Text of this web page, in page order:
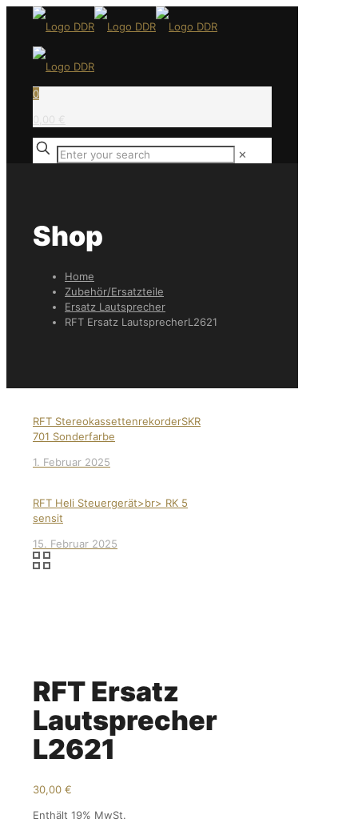
0
0,00 €
✕
Shop
Home
Zubehör/Ersatzteile
Ersatz Lautsprecher
RFT Ersatz LautsprecherL2621
RFT StereokassettenrekorderSKR
701 Sonderfarbe
1. Februar 2025
RFT Heli Steuergerät>br> RK 5
sensit
15. Februar 2025
RFT Ersatz
Lautsprecher
L2621
30,00 €
Enthält 19% MwSt.